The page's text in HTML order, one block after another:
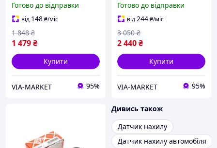
(E39)/X5 (E53)
Готово до відправки
від 148₴/міс
1 479₴
1 848 ₴
Купити
VIA-MARKET 95%
(W166) ML 350 BLUETEC 4-
MATIC (166.024, .
(10100090) Swag
Готово до відправки
від244₴/міс
2 440₴
3 050 ₴
Купити
VIA-MARKET 95%
Дивись також
Датчик нахилу
Датчик нахилу автомобіля